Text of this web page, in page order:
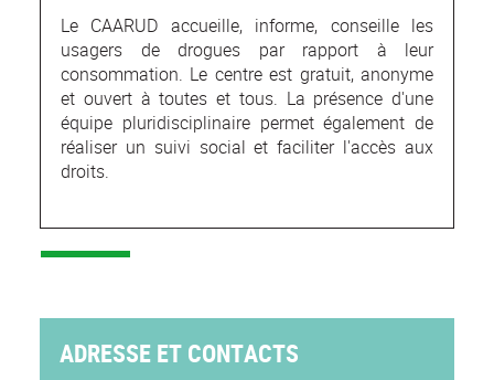
Le CAARUD accueille, informe, conseille les
usagers de drogues par rapport à leur
consommation. Le centre est gratuit, anonyme
et ouvert à toutes et tous. La présence d'une
équipe pluridisciplinaire permet également de
réaliser un suivi social et faciliter l'accès aux
droits.
ADRESSE ET CONTACTS